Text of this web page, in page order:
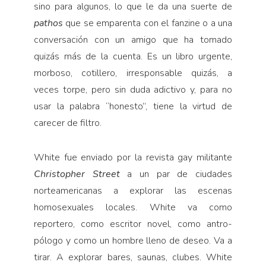
sino para algunos, lo que le da una suerte de
pathos que se empa­renta con el fanzine o a una
conversación con un amigo que ha tomado
quizás más de la cuenta. Es un libro ur­gente,
morboso, cotillero, irresponsable quizás, a
veces torpe, pero sin duda adictivo y, para no
usar la palabra “honesto”, tiene la virtud de
carecer de filtro.
White fue enviado por la revista gay militante
Christopher Street a un par de ciudades
norteamerica­nas a explorar las escenas
homosexuales locales. White va como
reportero, como escritor novel, como antro­
pólogo y como un hombre lleno de deseo. Va a
tirar. A explorar bares, saunas, clubes. White